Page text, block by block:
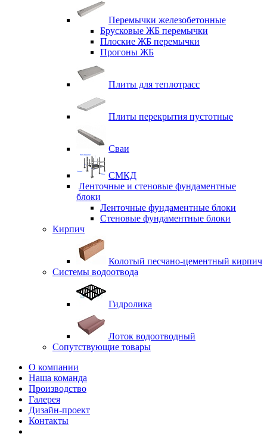
Перемычки железобетонные
Брусковые ЖБ перемычки
Плоские ЖБ перемычки
Прогоны ЖБ
Плиты для теплотрасс
Плиты перекрытия пустотные
Сваи
СМКД
Ленточные и стеновые фундаментные
блоки
Ленточные фундаментные блоки
Стеновые фундаментные блоки
Кирпич
Колотый песчано-цементный кирпич
Системы водоотвода
Гидролика
Лоток водоотводный
Сопутствующие товары
О компании
Наша команда
Производство
Галерея
Дизайн-проект
Контакты